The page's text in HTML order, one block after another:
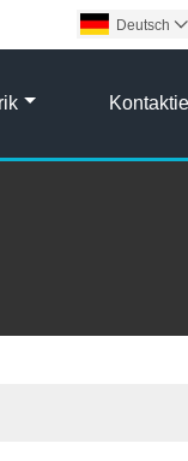
Deutsch 